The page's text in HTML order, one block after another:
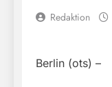
Redaktion
Berlin (ots) –